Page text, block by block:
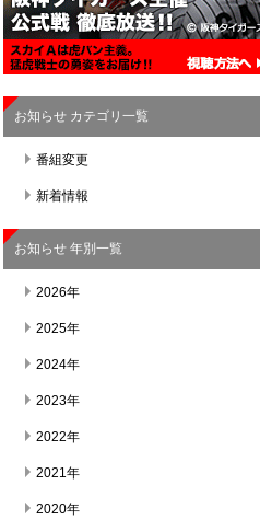
お知らせ カテゴリ一覧
番組変更
新着情報
お知らせ 年別一覧
2026年
2025年
2024年
2023年
2022年
2021年
2020年